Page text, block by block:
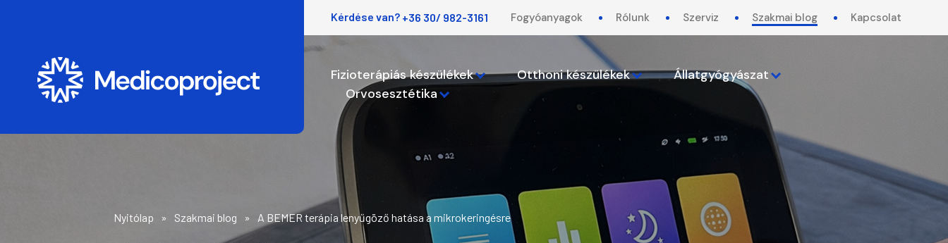
Kérdése van? +36 30/ 982-3161 Fogyóanyagok Rólunk Szerviz Szakmai blog Kapcsolat
Fizioterápiás készülékek Otthoni készülékek
Állatgyógyászat
Orvosesztétika
Nyitólap Szakmai blog A BEMER terápia lenyűgöző hatása a mikrokeringésre